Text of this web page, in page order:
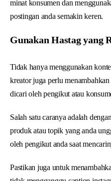
minat konsumen dan
postingan anda semakin keren.
Gunakan Hastag yang
Tidak hanya menggunakan
kreator juga perlu
dicari oleh pengikut atau
Salah satu caranya adalah
produk atau topik yang anda
oleh pengikut anda saat
Pastikan juga untuk